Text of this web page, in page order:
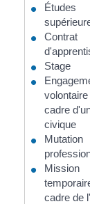
Études
Contrat
Stage
cadre
civique
Mutation
Mission
cadre de